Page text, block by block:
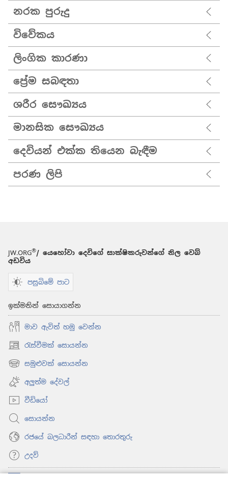
නරක පුරුදු
විවේකය
ලිංගික කාරණා
ප්‍රේම සබඳතා
ශරීර සෞඛ්‍යය
මානසික සෞඛ්‍යය
දෙවියන් එක්ක තියෙන බැඳීම
පරණ ලිපි
JW.ORG®/ යෙහෝවා දෙවිගේ සාක්ෂිකරුවන්ගේ නිල වෙබ්
අඩවිය
පසුබිමේ පාට
ඉක්මනින් සොයාගන්න
මාව ඇවිත් හමු වෙන්න
රැස්වීමක් සොයන්න
(opens
new
window)
සමුළුවක් සොයන්න
(opens
new
window)
අලුත්ම දේවල්
වීඩියෝ
සොයන්න
රජයේ බලධාරීන් සඳහා තොරතුරු
උදව්